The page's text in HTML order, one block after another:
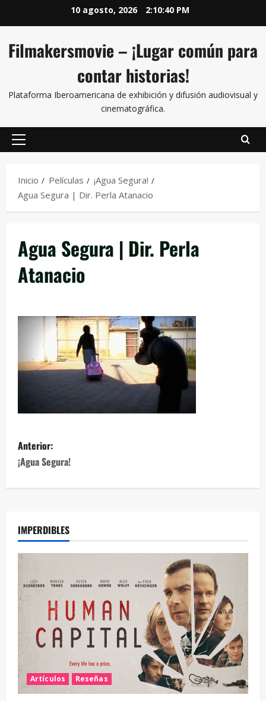
10 agosto, 2026 2:10:40 PM
Filmakersmovie – ¡Lugar común para
contar historias!
Plataforma Iberoamericana de exhibición y difusión audiovisual y
cinematográfica.
Inicio Películas
¡Agua Segura!
Agua Segura | Dir. Perla Atanacio
Agua Segura | Dir. Perla
Atanacio
Anterior:
¡Agua Segura!
IMPERDIBLES
Artículos Reseñas